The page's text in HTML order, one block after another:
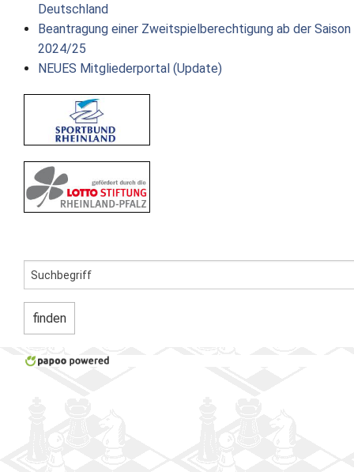
Deutschland
Beantragung einer Zweitspielberechtigung ab der Saison
2024/25
NEUES Mitgliederportal (Update)